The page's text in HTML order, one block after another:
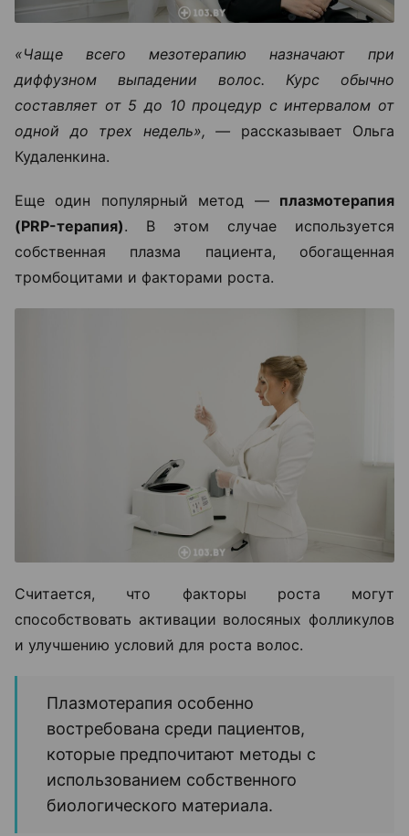
«Чаще всего мезотерапию назначают при
диффузном выпадении волос. Курс обычно
составляет от 5 до 10 процедур с интервалом от
одной до трех недель», — рассказывает Ольга
Кудаленкина.
Еще один популярный метод — плазмотерапия
(PRP-терапия). В этом случае используется
собственная плазма пациента, обогащенная
тромбоцитами и факторами роста.
Считается, что факторы роста могут
способствовать активации волосяных фолликулов
и улучшению условий для роста волос.
Плазмотерапия особенно
востребована среди пациентов,
которые предпочитают методы с
использованием собственного
биологического материала.